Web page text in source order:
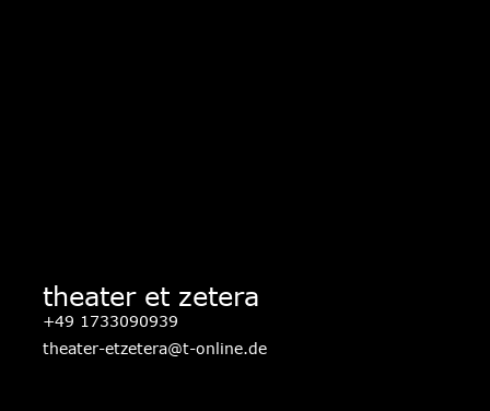
theater et zetera
+49 1733090939
theater-etzetera@t-online.de